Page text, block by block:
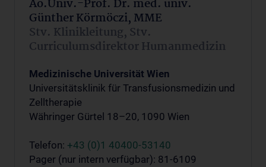
Ao.Univ.-Prof. Dr. med. univ.
Günther Körmöczi, MME
Stv. Klinikleitung, Stv.
Curriculumsdirektor Humanmedizin
Medizinische Universität Wien
Universitätsklinik für Transfusionsmedizin und
Zelltherapie
Währinger Gürtel 18–20, 1090 Wien
Telefon: +43 (0)1 40400-53140
Pager (nur intern verfügbar): 81-6109